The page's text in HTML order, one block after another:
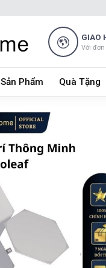
GIAO
Với
Sản Phẩm Quà Tặng